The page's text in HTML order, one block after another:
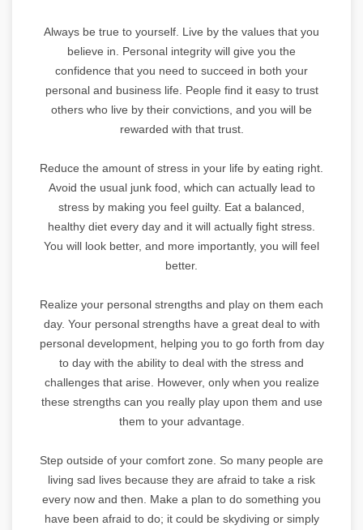
Always be true to yourself. Live by the values that you
believe in. Personal integrity will give you the
confidence that you need to succeed in both your
personal and business life. People find it easy to trust
others who live by their convictions, and you will be
rewarded with that trust.
Reduce the amount of stress in your life by eating right.
Avoid the usual junk food, which can actually lead to
stress by making you feel guilty. Eat a balanced,
healthy diet every day and it will actually fight stress.
You will look better, and more importantly, you will feel
better.
Realize your personal strengths and play on them each
day. Your personal strengths have a great deal to with
personal development, helping you to go forth from day
to day with the ability to deal with the stress and
challenges that arise. However, only when you realize
these strengths can you really play upon them and use
them to your advantage.
Step outside of your comfort zone. So many people are
living sad lives because they are afraid to take a risk
every now and then. Make a plan to do something you
have been afraid to do; it could be skydiving or simply